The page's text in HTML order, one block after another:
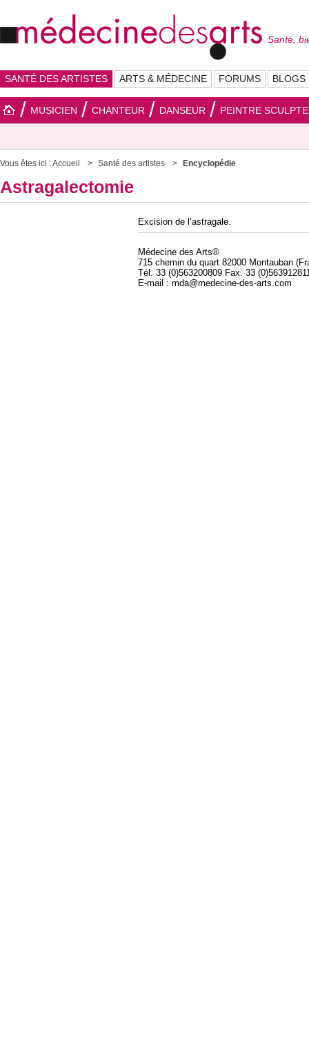
Santé,
SANTÉ DES ARTISTES ARTS & MÉDECINE FORUMS BLOGS
MUSICIEN CHANTEUR DANSEUR PEINTRE
Vous êtes ici :Accueil Santé des artistes Encyclopédie
Astragalectomie
Excision de l’astragale.
Médecine des Arts®
715 chemin du quart 82000 Montauban
Tél. 33 (0)563200809 Fax. 33
E-mail : mda@medecine-des-arts.com